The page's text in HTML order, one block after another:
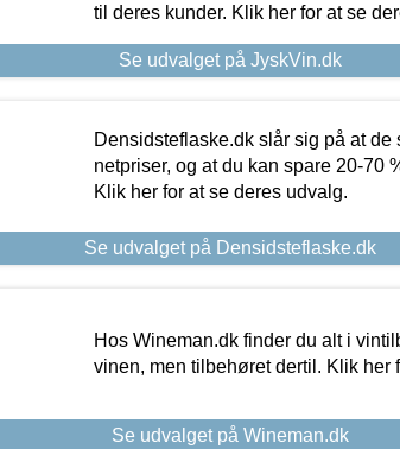
til deres kunder. Klik her for at se
Se udvalget på JyskVin.dk
Densidsteflaske.dk slår sig på at
netpriser, og at du kan spare 20-70
Klik her for at se deres udvalg.
Se udvalget på Densidsteflaske.dk
Hos Wineman.dk finder du alt i
vinen, men tilbehøret dertil. Klik her
Se udvalget på Wineman.dk